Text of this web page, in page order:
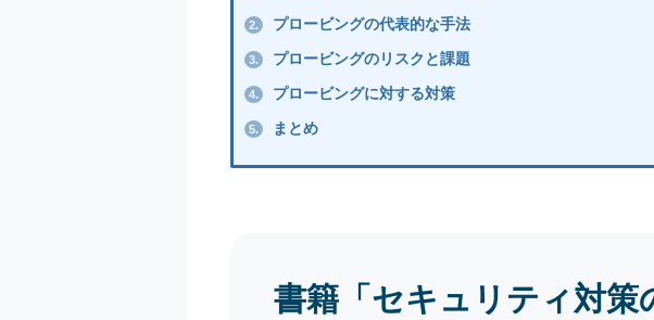
2. プロービングの代表的な手法
3. プロービングのリスクと課題
4. プロービングに対する対策
5. まとめ
書籍「セキュリティ対策